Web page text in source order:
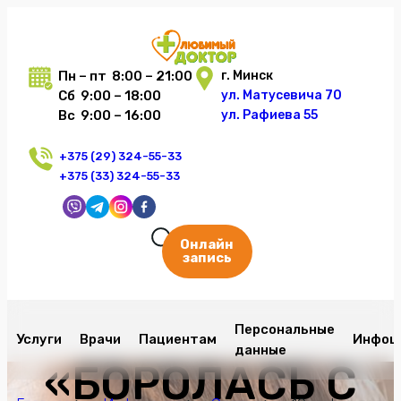
Пн – пт 8:00 – 21:00
Сб 9:00 – 18:00
Вс 9:00 – 16:00
г. Минск
ул. Матусевича 70
ул. Рафиева 55
+375 (29) 324-55-33
+375 (33) 324-55-33
Онлайн
запись
Услуги Врачи Пациентам
Персональные
данные
«БОРОЛАСЬ С